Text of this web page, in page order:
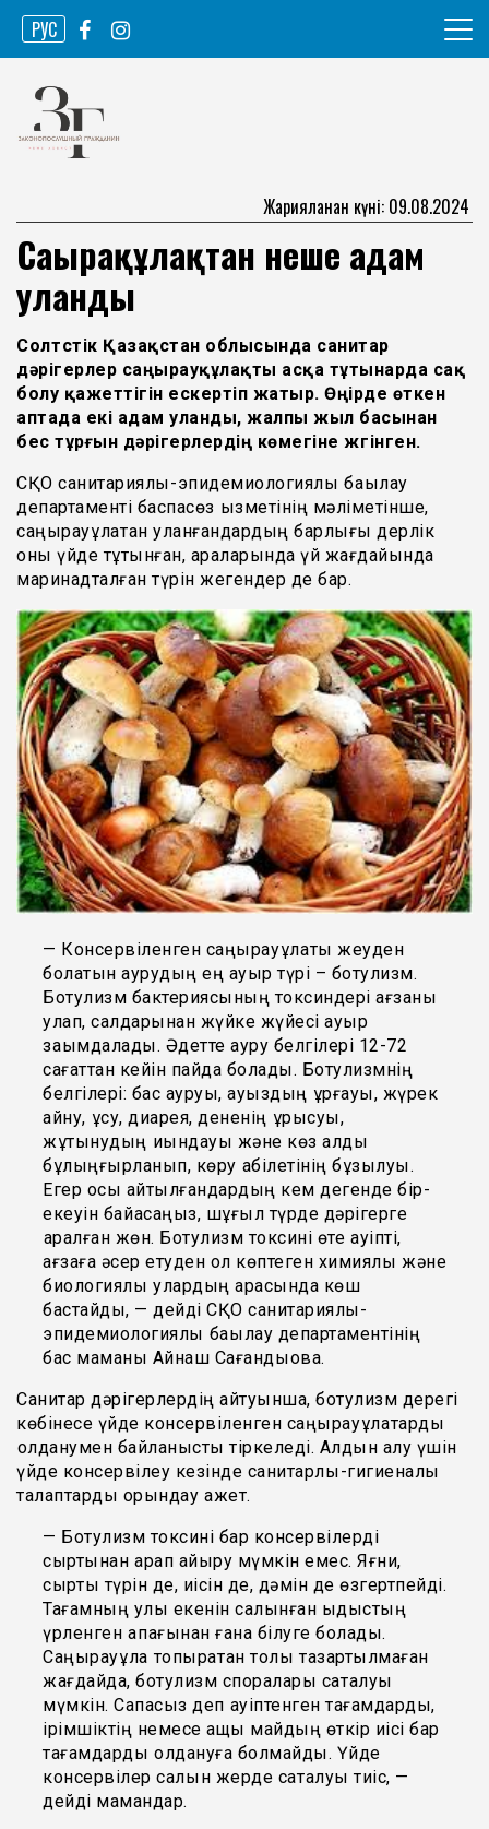
Skip
content
РУС
Законопослушный гражданин
Жарияланған күні: 09.08.2024
Саңырақұлақтан неше адам
уланды
Солтүстік Қазақстан облысында санитар
дәрігерлер саңырауқұлақты асқа тұтынарда сақ
болу қажеттігін ескертіп жатыр. Өңірде өткен
аптада екі адам уланды, жалпы жыл басынан
бес тұрғын дәрігерлердің көмегіне жүгінген.
СҚО санитариялық-эпидемиологиялық бақылау
департаменті баспасөз қызметінің мәліметінше,
саңырауқұлақтан уланғандардың барлығы дерлік
оны үйде тұтынған, араларында үй жағдайында
маринадталған түрін жегендер де бар.
— Консервіленген саңырауқұлақты жеуден
болатын аурудың ең ауыр түрі – ботулизм.
Ботулизм бактериясының токсиндері ағзаны
улап, салдарынан жүйке жүйесі ауыр
зақымдалады. Әдетте ауру белгілері 12-72
сағаттан кейін пайда болады. Ботулизмнің
белгілері: бас ауруы, ауыздың құрғауы, жүрек
айну, құсу, диарея, дененің құрысуы,
жұтынудың қиындауы және көз алды
бұлыңғырланып, көру қабілетінің бұзылуы.
Егер осы айтылғандардың кем дегенде бір-
екеуін байқасаңыз, шұғыл түрде дәрігерге
қаралған жөн. Ботулизм токсині өте қауіпті,
ағзаға әсер етуден ол көптеген химиялық және
биологиялық улардың арасында көш
бастайды, — дейді СҚО санитариялық-
эпидемиологиялық бақылау департаментінің
бас маманы Айнаш Сағандықова.
Санитар дәрігерлердің айтуынша, ботулизм дерегі
көбінесе үйде консервіленген саңырауқұлақтарды
қолданумен байланысты тіркеледі. Алдын алу үшін
үйде консервілеу кезінде санитарлық-гигиеналық
талаптарды орындау қажет.
— Ботулизм токсині бар консервілерді
сыртынан қарап айыру мүмкін емес. Яғни,
сыртқы түрін де, иісін де, дәмін де өзгертпейді.
Тағамның улы екенін салынған ыдыстың
үрленген қақпағынан ғана білуге болады.
Саңырауқұлақ топырақтан толық тазартылмаған
жағдайда, ботулизм споралары сақталуы
мүмкін. Сапасыз деп қауіптенген тағамдарды,
ірімшіктің немесе ащы майдың өткір иісі бар
тағамдарды қолдануға болмайды. Үйде
консервілер салқын жерде сақталуы тиіс, —
дейді мамандар.